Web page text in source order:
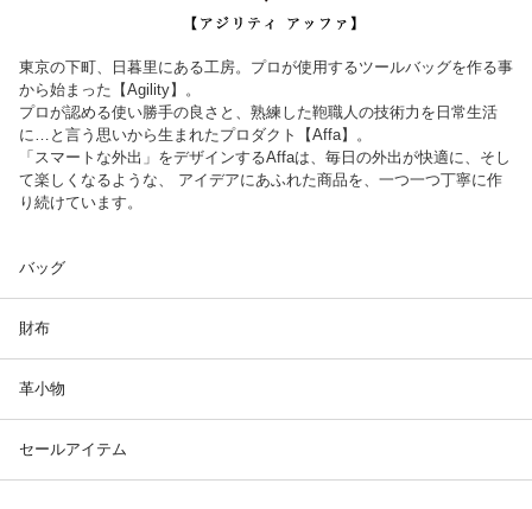
東京の下町、日暮里にある工房。プロが使用するツールバッグを作る事
から始まった【Agility】。
プロが認める使い勝手の良さと、熟練した鞄職人の技術力を日常生活
に…と言う思いから生まれたプロダクト【Affa】。
「スマートな外出」をデザインするAffaは、毎日の外出が快適に、そし
て楽しくなるような、 アイデアにあふれた商品を、一つ一つ丁寧に作
り続けています。
バッグ
財布
革小物
セールアイテム